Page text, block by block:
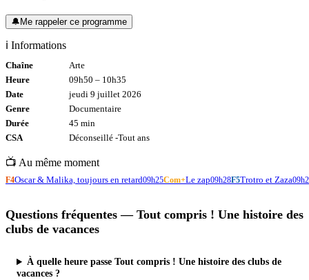
🔔Me rappeler ce programme
ℹ️ Informations
Chaîne
Arte
Heure
09h50 – 10h35
Date
jeudi 9 juillet 2026
Genre
Documentaire
Durée
45 min
CSA
Déconseillé -Tout ans
📺 Au même moment
F4Oscar & Malika, toujours en retard09h25Com+Le zap09h28F5Trotro et Zaza
Questions fréquentes — Tout compris ! Une histoire des
clubs de vacances
À quelle heure passe Tout compris ! Une histoire des clubs de
vacances ?